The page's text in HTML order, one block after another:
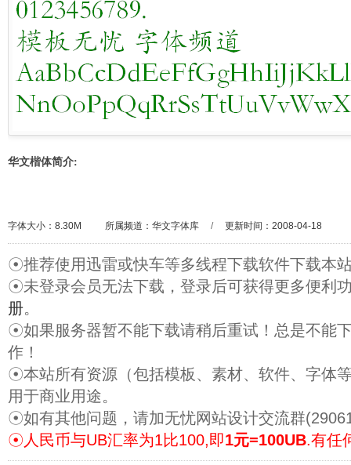
华文楷体简介:
字体大小：8.30M 所属频道： 华文字体库 / 更新时间：2008-04-18
☉推荐使用迅雷或快车等多线程下载软件下载本
☉未登录会员无法下载，登录后可获得更多便利
册。
☉如果服务器暂不能下载请稍后重试！总是不能
作！
☉本站所有资源（包括模板、素材、软件、字体
用于商业用途。
☉如有其他问题，请加无忧网站设计交流群
☉人民币与UB汇率为1比100,即1元=100UB.有任